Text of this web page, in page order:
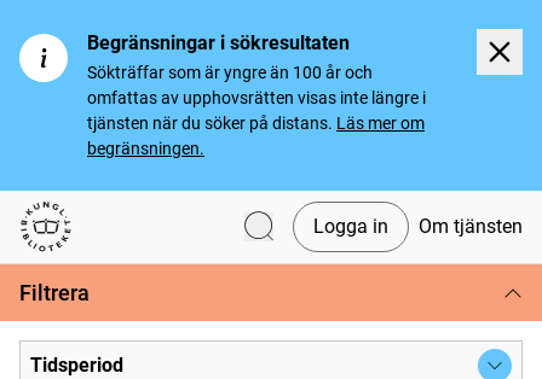
Begränsningar i sökresultaten
Sökträffar som är yngre än 100 år och
omfattas av upphovsrätten visas inte längre i
tjänsten när du söker på distans. Läs mer om
begränsningen.
Svenska tidningar
Logga in Om tjänsten
Filtrera
Tidsperiod